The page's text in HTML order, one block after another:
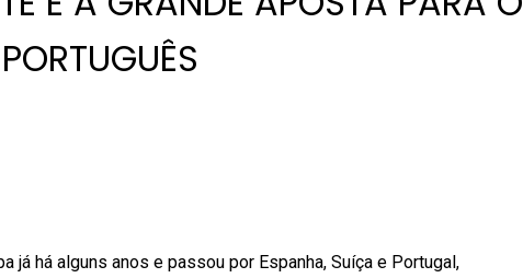
já há alguns anos e passou por Espanha, Suíça e Portugal,